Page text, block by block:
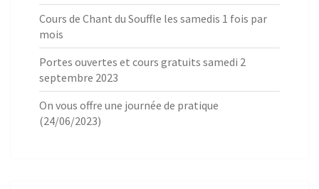
Cours de Chant du Souffle les samedis 1 fois par
mois
Portes ouvertes et cours gratuits samedi 2
septembre 2023
On vous offre une journée de pratique
(24/06/2023)